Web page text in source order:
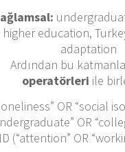
higher education,
adaptation
Ardından bu
operatörleri ile
OR “social
OR
(“attention” OR